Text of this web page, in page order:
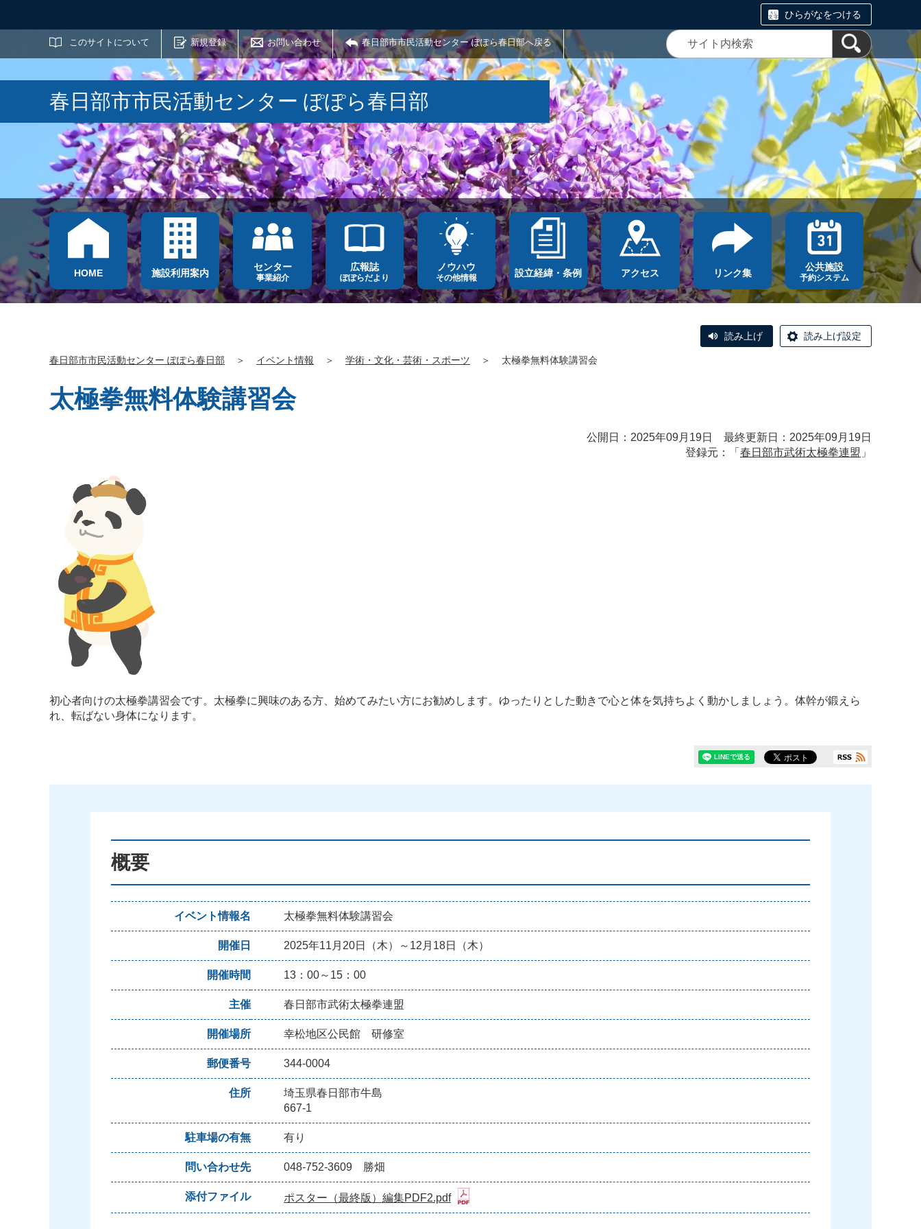
ひらがなをつける
このサイトについて 新規登録 お問い合わせ 春日部市市民活動センター ぽぽら春日部へ戻る
サイト内検索
春日部市市民活動センター ぽぽら春日部
HOME 施設利用案内
センター
事業紹介
広報誌
ぽぽらだより
ノウハウ
その他情報 設立経緯・条例 アクセス リンク集
公共施設
予約システム
読み上げ 読み上げ設定
春日部市市民活動センター ぽぽら春日部 ＞ イベント情報 ＞ 学術・文化・芸術・スポーツ ＞ 太極拳無料体験講習会
太極拳無料体験講習会
公開日：2025年09月19日 最終更新日：2025年09月19日
登録元：「 春日部市武術太極拳連盟 」
初心者向けの太極拳講習会です。太極拳に興味のある方、始めてみたい方にお勧めします。ゆったりとした動きで心と体を気持ちよく動かしましょう。体幹が鍛えら
れ、転ばない身体になります。
概要
イベント情報名 太極拳無料体験講習会
開催日 2025年11月20日（木）～12月18日（木）
開催時間 13：00～15：00
主催 春日部市武術太極拳連盟
開催場所 幸松地区公民館 研修室
郵便番号 344-0004
住所
埼玉県春日部市牛島
667-1
駐車場の有無 有り
問い合わせ先 048-752-3609 勝畑
添付ファイル ポスター（最終版）編集PDF2.pdf